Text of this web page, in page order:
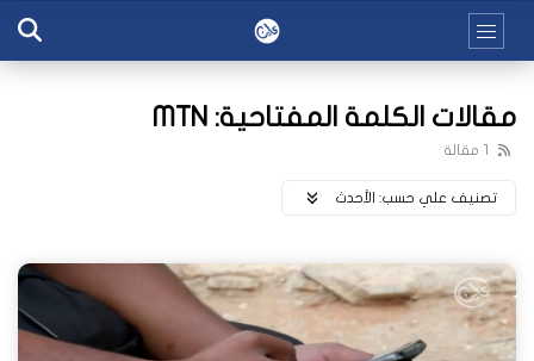
مقالات الكلمة المفتاحية: MTN
1 مقالة
تصنيف علي حسب: اﻷحدث